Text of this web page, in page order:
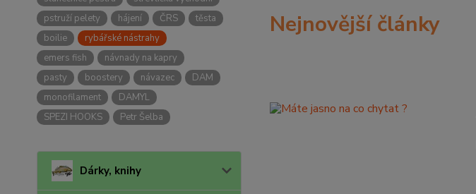
pstruží pelety
hájení ČRS
těsta
boilie
rybářské nástrahy
emers fish
návnady na kapry
pasty
boostery návazec
DAM
monofilament
DAMYL
SPEZI HOOKS
Petr Šelba
Dárky, knihy
Nejnovější články